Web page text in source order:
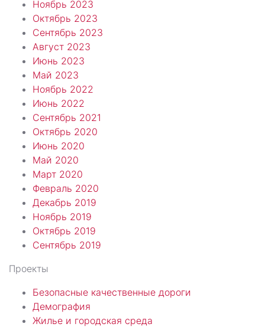
Ноябрь 2023
Октябрь 2023
Сентябрь 2023
Август 2023
Июнь 2023
Май 2023
Ноябрь 2022
Июнь 2022
Сентябрь 2021
Октябрь 2020
Июнь 2020
Май 2020
Март 2020
Февраль 2020
Декабрь 2019
Ноябрь 2019
Октябрь 2019
Сентябрь 2019
Проекты
Безопасные качественные дороги
Демография
Жилье и городская среда